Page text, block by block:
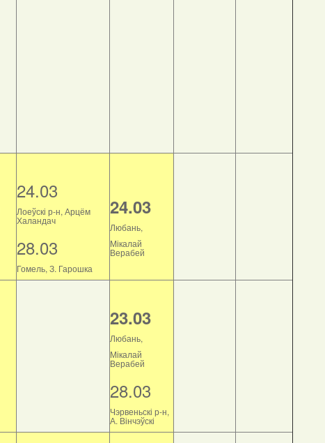
24.03
Лоеўскі р-н, Арцём
Халандач
28.03
Гомель, З. Гарошка
24.03
Любань,
Мікалай
Верабей
23.03
Любань,
Мікалай
Верабей
28.03
Чэрвеньскі р-н,
А. Вінчэўскі